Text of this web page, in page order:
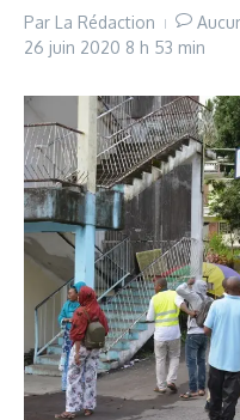
Par La Rédaction
26 juin 2020 8 h 53 min